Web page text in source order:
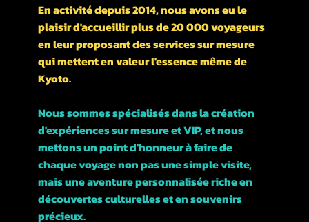
En activité depuis 2014, nous avons eu le
plaisir d'accueillir plus de 20 000 voyageurs
en leur proposant des services sur mesure
qui mettent en valeur l'essence même de
Kyoto.
Nous sommes spécialisés dans la création
d'expériences sur mesure et VIP, et nous
mettons un point d'honneur à faire de
chaque voyage non pas une simple visite,
mais une aventure personnalisée riche en
découvertes culturelles et en souvenirs
précieux.